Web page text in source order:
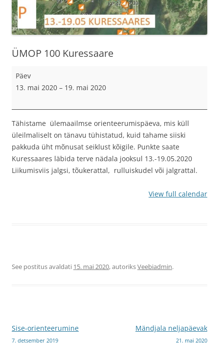
ÜMOP 100 Kuressaare
ÜMOP
100
Päev
13. mai 2020 – 19. mai 2020
Tähistame ülemaailmse orienteerumispäeva, mis küll
üleilmaliselt on tänavu tühistatud, kuid tahame siiski
pakkuda üht mõnusat seiklust kõigile. Punkte saate
Kuressaares läbida terve nädala jooksul 13.-19.05.2020
Liikumisviis jalgsi, tõukerattal, rulluiskudel või jalgrattal.
View full calendar
See postitus avaldati 15. mai 2020, autoriksVeebiadmin.
Postituste
Sise-orienteerumine
7. detsember 2019
Mändjala neljapäevak
21. mai 2020